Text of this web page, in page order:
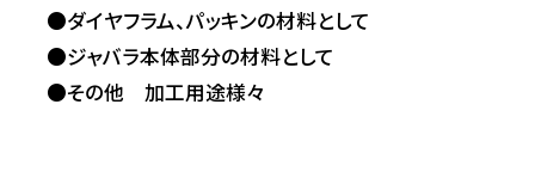
●ダイヤフラム、パッキンの材料として
●ジャバラ本体部分の材料として
●その他 加工用途様々